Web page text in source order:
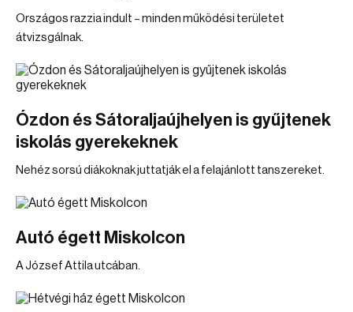
Országos razzia indult – minden működési területet
átvizsgálnak.
Ózdon és Sátoraljaújhelyen is gyűjtenek
iskolás gyerekeknek
Nehéz sorsú diákoknak juttatják el a felajánlott tanszereket.
Autó égett Miskolcon
A József Attila utcában.